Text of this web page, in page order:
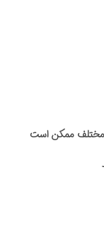
مختلف ممکن است